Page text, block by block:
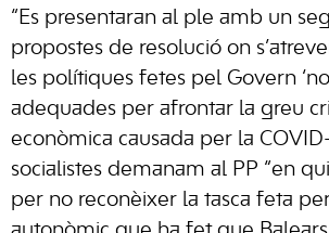
“Es presentaran al ple amb un
propostes de resolució on
les polítiques fetes pel Govern
adequades per afrontar la greu
econòmica causada per la COVID-
socialistes demanam al PP “en
per no reconèixer la tasca feta